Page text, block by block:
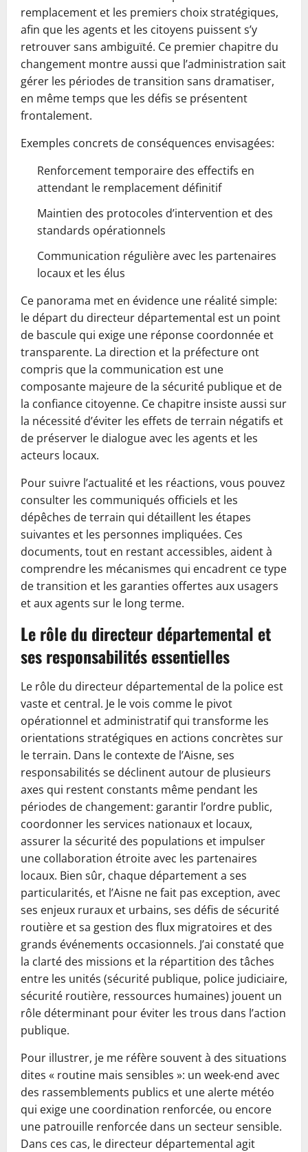
remplacement et les premiers choix stratégiques,
afin que les agents et les citoyens puissent s’y
retrouver sans ambiguïté. Ce premier chapitre du
changement montre aussi que l’administration sait
gérer les périodes de transition sans dramatiser,
en même temps que les défis se présentent
frontalement.
Exemples concrets de conséquences envisagées:
Renforcement temporaire des effectifs en
attendant le remplacement définitif
Maintien des protocoles d’intervention et des
standards opérationnels
Communication régulière avec les partenaires
locaux et les élus
Ce panorama met en évidence une réalité simple:
le départ du directeur départemental est un point
de bascule qui exige une réponse coordonnée et
transparente. La direction et la préfecture ont
compris que la communication est une
composante majeure de la sécurité publique et de
la confiance citoyenne. Ce chapitre insiste aussi sur
la nécessité d’éviter les effets de terrain négatifs et
de préserver le dialogue avec les agents et les
acteurs locaux.
Pour suivre l’actualité et les réactions, vous pouvez
consulter les communiqués officiels et les
dépêches de terrain qui détaillent les étapes
suivantes et les personnes impliquées. Ces
documents, tout en restant accessibles, aident à
comprendre les mécanismes qui encadrent ce type
de transition et les garanties offertes aux usagers
et aux agents sur le long terme.
Le rôle du directeur départemental et
ses responsabilités essentielles
Le rôle du directeur départemental de la police est
vaste et central. Je le vois comme le pivot
opérationnel et administratif qui transforme les
orientations stratégiques en actions concrètes sur
le terrain. Dans le contexte de l’Aisne, ses
responsabilités se déclinent autour de plusieurs
axes qui restent constants même pendant les
périodes de changement: garantir l’ordre public,
coordonner les services nationaux et locaux,
assurer la sécurité des populations et impulser
une collaboration étroite avec les partenaires
locaux. Bien sûr, chaque département a ses
particularités, et l’Aisne ne fait pas exception, avec
ses enjeux ruraux et urbains, ses défis de sécurité
routière et sa gestion des flux migratoires et des
grands événements occasionnels. J’ai constaté que
la clarté des missions et la répartition des tâches
entre les unités (sécurité publique, police judiciaire,
sécurité routière, ressources humaines) jouent un
rôle déterminant pour éviter les trous dans l’action
publique.
Pour illustrer, je me réfère souvent à des situations
dites « routine mais sensibles »: un week-end avec
des rassemblements publics et une alerte météo
qui exige une coordination renforcée, ou encore
une patrouille renforcée dans un secteur sensible.
Dans ces cas, le directeur départemental agit